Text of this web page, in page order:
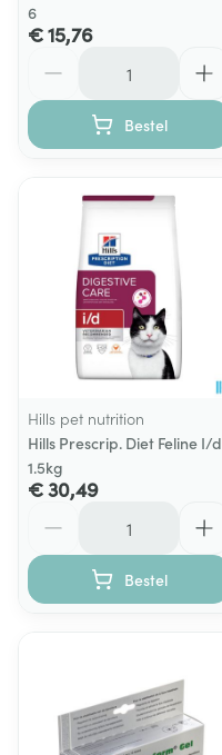
6
€ 15,76
Bestel
Hills pet nutrition
Hills Prescrip. Diet Feline I/d
1.5kg
€ 30,49
Bestel